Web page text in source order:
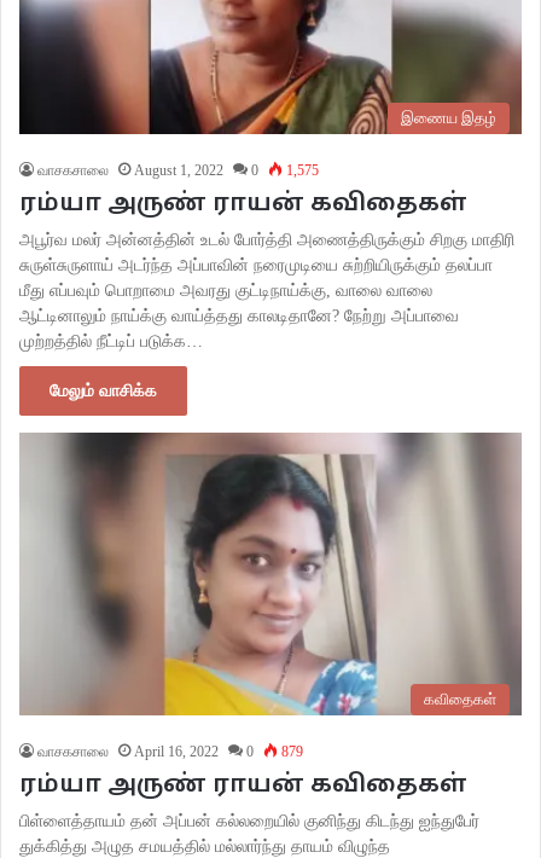
இணைய இதழ்
வாசகசாலை August 1, 2022 0 1,575
ரம்யா அருண் ராயன் கவிதைகள்
அபூர்வ மலர் அன்னத்தின் உடல் போர்த்தி அணைத்திருக்கும் சிறகு மாதிரி
சுருள்சுருளாய் அடர்ந்த அப்பாவின் நரைமுடியை சுற்றியிருக்கும் தலப்பா
மீது எப்பவும் பொறாமை அவரது குட்டிநாய்க்கு, வாலை வாலை
ஆட்டினாலும் நாய்க்கு வாய்த்தது காலடிதானே? நேற்று அப்பாவை
முற்றத்தில் நீட்டிப் படுக்க…
மேலும் வாசிக்க
கவிதைகள்
வாசகசாலை April 16, 2022 0 879
ரம்யா அருண் ராயன் கவிதைகள்
பிள்ளைத்தாயம் தன் அப்பன் கல்லறையில் குனிந்து கிடந்து ஐந்துபேர்
துக்கித்து அழுத சமயத்தில் மல்லார்ந்து தாயம் விழுந்த